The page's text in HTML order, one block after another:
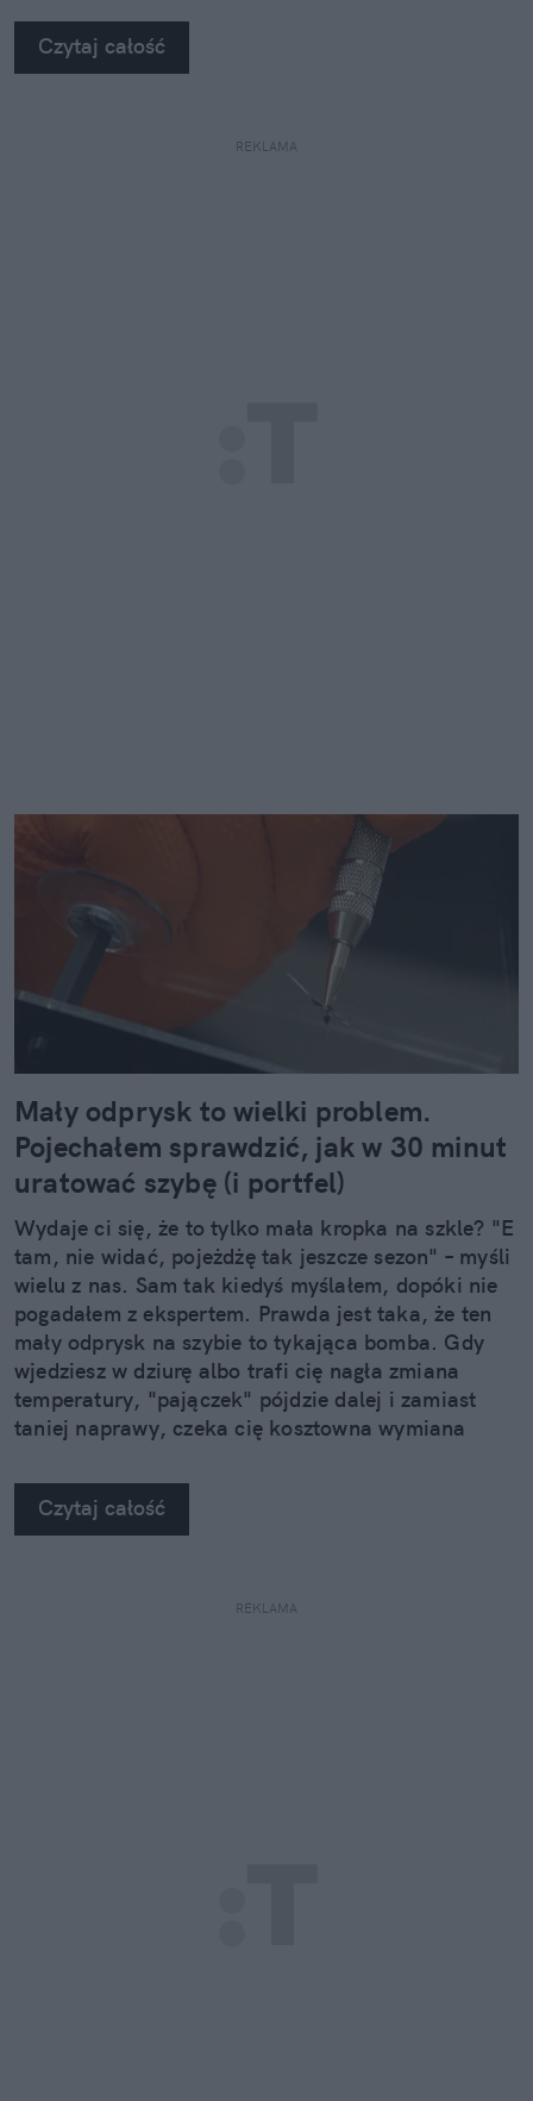
Czytaj całość
REKLAMA
Mały odprysk to wielki problem.
Pojechałem sprawdzić, jak w 30 minut
uratować szybę (i portfel)
Wydaje ci się, że to tylko mała kropka na szkle? "E
tam, nie widać, pojeżdżę tak jeszcze sezon" – myśli
wielu z nas. Sam tak kiedyś myślałem, dopóki nie
pogadałem z ekspertem. Prawda jest taka, że ten
mały odprysk na szybie to tykająca bomba. Gdy
wjedziesz w dziurę albo trafi cię nagła zmiana
temperatury, "pajączek" pójdzie dalej i zamiast
taniej naprawy, czeka cię kosztowna wymiana
na własne oczy zobaczyć, jak profesjonaliści radzą
sobie z takimi uszkodzeniami.
Czytaj całość
REKLAMA